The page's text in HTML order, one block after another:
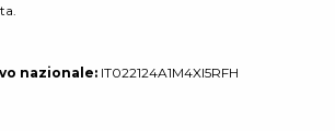
nazionale: IT022124A1M4XI5RFH